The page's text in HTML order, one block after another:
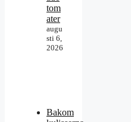
tom
ater
augu
sti 6,
2026
Bakom